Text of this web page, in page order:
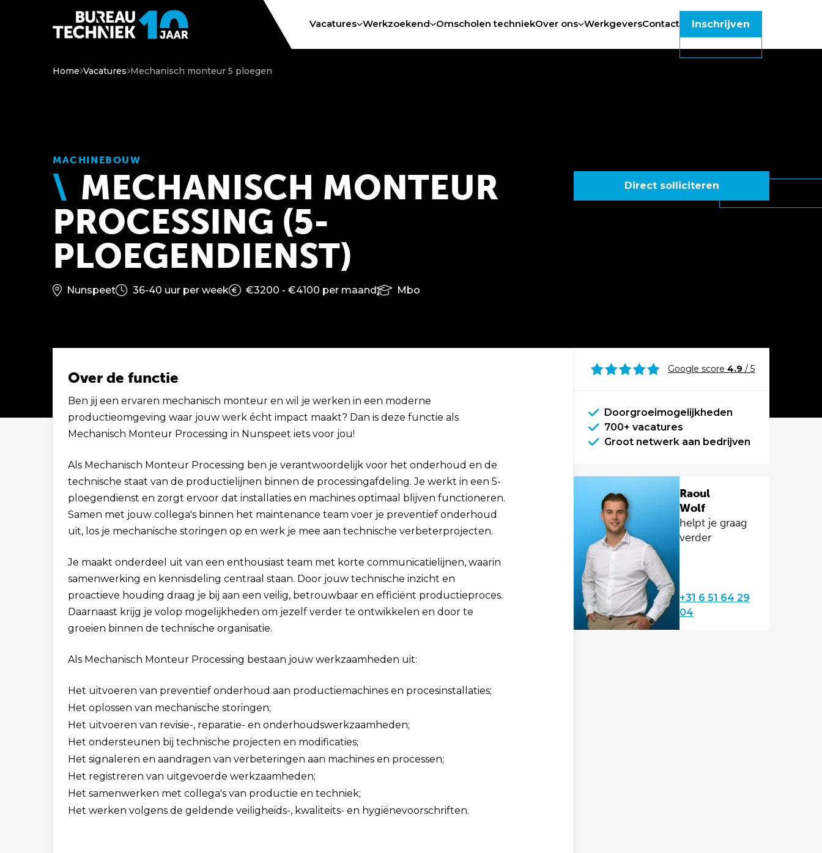
Vacatures Werkzoekend Omscholen techniekOver ons WerkgeversContact Inschrijven
Home Vacatures Mechanisch monteur 5 ploegen
MACHINEBOUW
MECHANISCH MONTEUR
PROCESSING (5-
PLOEGENDIENST)
Direct solliciteren
Nunspeet 36-40 uur per week €3200 - €4100 per maand Mbo
Solliciteer binnen 1 minuut Direct solliciteren
Over de functie
Ben jij een ervaren mechanisch monteur en wil je werken in een moderne
productieomgeving waar jouw werk écht impact maakt? Dan is deze functie als
Mechanisch Monteur Processing in Nunspeet iets voor jou!
Als Mechanisch Monteur Processing ben je verantwoordelijk voor het onderhoud en de
technische staat van de productielijnen binnen de processingafdeling. Je werkt in een 5-
ploegendienst en zorgt ervoor dat installaties en machines optimaal blijven functioneren.
Samen met jouw collega's binnen het maintenance team voer je preventief onderhoud
uit, los je mechanische storingen op en werk je mee aan technische verbeterprojecten.
Je maakt onderdeel uit van een enthousiast team met korte communicatielijnen, waarin
samenwerking en kennisdeling centraal staan. Door jouw technische inzicht en
proactieve houding draag je bij aan een veilig, betrouwbaar en efficiënt productieproces.
Daarnaast krijg je volop mogelijkheden om jezelf verder te ontwikkelen en door te
groeien binnen de technische organisatie.
Als Mechanisch Monteur Processing bestaan jouw werkzaamheden uit:
Het uitvoeren van preventief onderhoud aan productiemachines en procesinstallaties;
Het oplossen van mechanische storingen;
Het uitvoeren van revisie-, reparatie- en onderhoudswerkzaamheden;
Het ondersteunen bij technische projecten en modificaties;
Het signaleren en aandragen van verbeteringen aan machines en processen;
Het registreren van uitgevoerde werkzaamheden;
Het samenwerken met collega's van productie en techniek;
Het werken volgens de geldende veiligheids-, kwaliteits- en hygiënevoorschriften.
Google score 4.9 / 5
Doorgroeimogelijkheden
700+ vacatures
Groot netwerk aan bedrijven
Raoul
Wolf
helpt je graag
verder
+31 6 51 64 29
04